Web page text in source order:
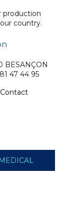
production
country.
BESANÇON
47 44 95
Contact